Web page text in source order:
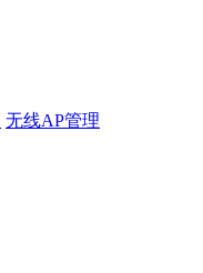
无线AP管理